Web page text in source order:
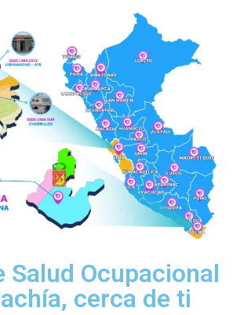
Salud Ocupacional
cerca de ti